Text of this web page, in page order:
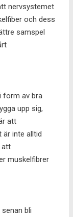
nervsystemet
och dess
samspel
form av bra
upp sig,
att
är inte alltid
att
muskelfibrer
bli